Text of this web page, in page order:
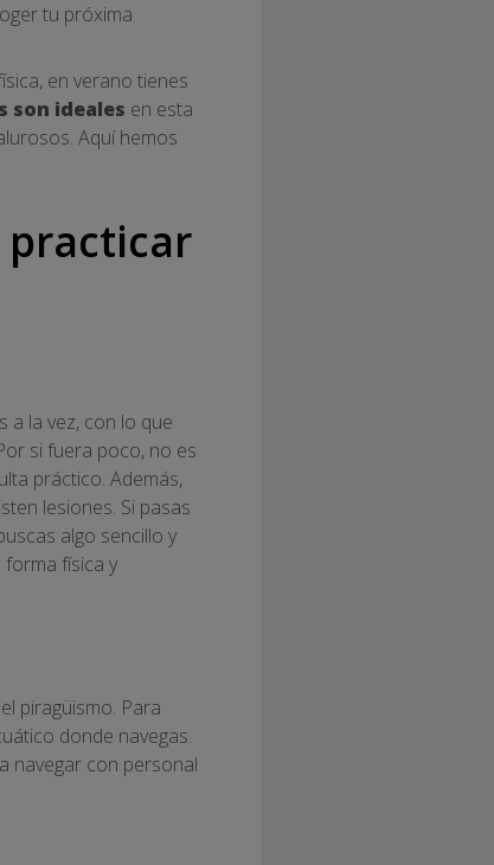
tu próxima
en verano tienes
son ideales en esta
Aquí hemos
practicar
a la vez, con lo que
si fuera poco, no es
práctico. Además,
lesiones. Si pasas
algo sencillo y
física y
piragüismo. Para
donde navegas.
navegar con personal